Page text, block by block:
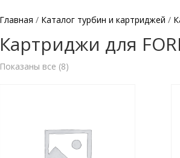
Главная / Каталог турбин и картриджей /
Картриджи для
Показаны все (8)